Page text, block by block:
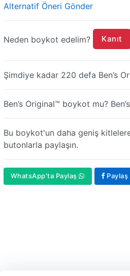
Alternatif Öneri Gönder
Neden boykot edelim? Kanıt
Şimdiye kadar 220 defa Ben’s
Ben’s Original™ boykot mu?
Bu boykot'un daha geniş
butonlarla paylaşın.
WhatsApp'ta Paylaş Paylaş